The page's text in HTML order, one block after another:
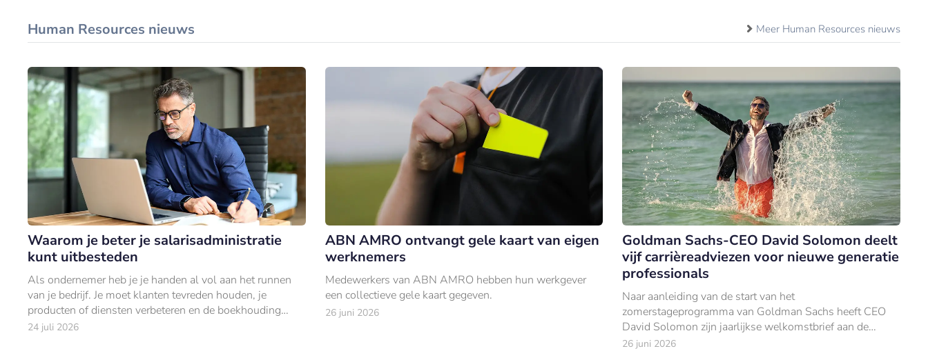
Human Resources nieuws Meer Human Resources nieuws
Waarom je beter je salarisadministratie
kunt uitbesteden
Als ondernemer heb je je handen al vol aan het runnen
van je bedrijf. Je moet klanten tevreden houden, je
producten of diensten verbeteren en de boekhouding
bijhouden.
24 juli 2026
ABN AMRO ontvangt gele kaart van eigen
werknemers
Medewerkers van ABN AMRO hebben hun werkgever
een collectieve gele kaart gegeven.
26 juni 2026
Goldman Sachs-CEO David Solomon deelt
vijf carrièreadviezen voor nieuwe generatie
professionals
Naar aanleiding van de start van het
zomerstageprogramma van Goldman Sachs heeft CEO
David Solomon zijn jaarlijkse welkomstbrief aan de
nieuwe lichting Europese stagiairs gepubliceerd.
26 juni 2026